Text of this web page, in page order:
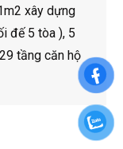
xây dựng
đế 5 tòa ), 5
tầng căn hộ